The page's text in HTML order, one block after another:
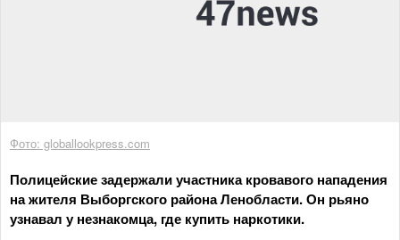
Фото: globallookpress.com
Полицейские задержали участника кровавого нападения
на жителя Выборгского района Ленобласти. Он рьяно
узнавал у незнакомца, где купить наркотики.